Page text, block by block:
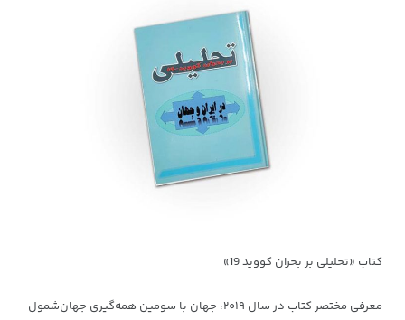
کتاب «تحلیلی بر بحران کووید 19»
معرفی مختصر کتاب در سال ۲۰۱۹، جهان با سومین همه‌گیری جهان‌شمول